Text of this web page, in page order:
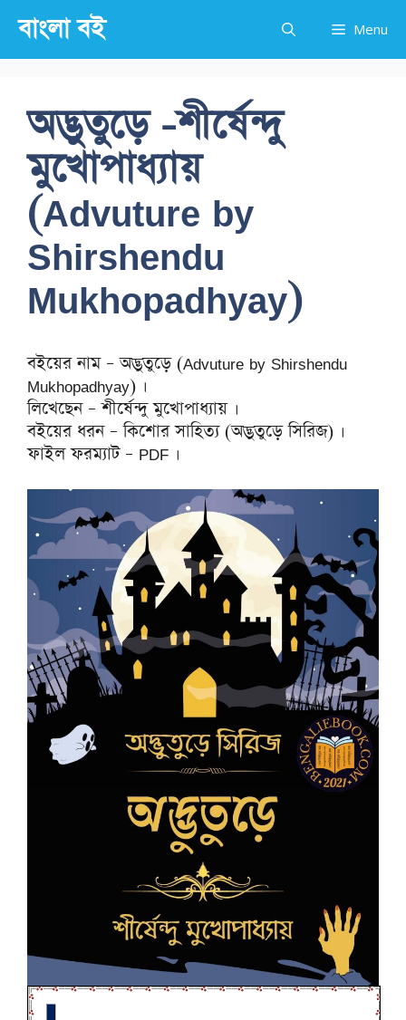
content
বাংলা বই Menu
অদ্ভুতুড়ে -শীর্ষেন্দু
মুখোপাধ্যায়
(Advuture by
Shirshendu
Mukhopadhyay)
বইয়ের নাম – অদ্ভুতুড়ে (Advuture by Shirshendu
Mukhopadhyay) ।
লিখেছেন – শীর্ষেন্দু মুখোপাধ্যায় ।
বইয়ের ধরন – কিশোর সাহিত্য (অদ্ভুতুড়ে সিরিজ) ।
ফাইল ফরম্যাট – PDF ।